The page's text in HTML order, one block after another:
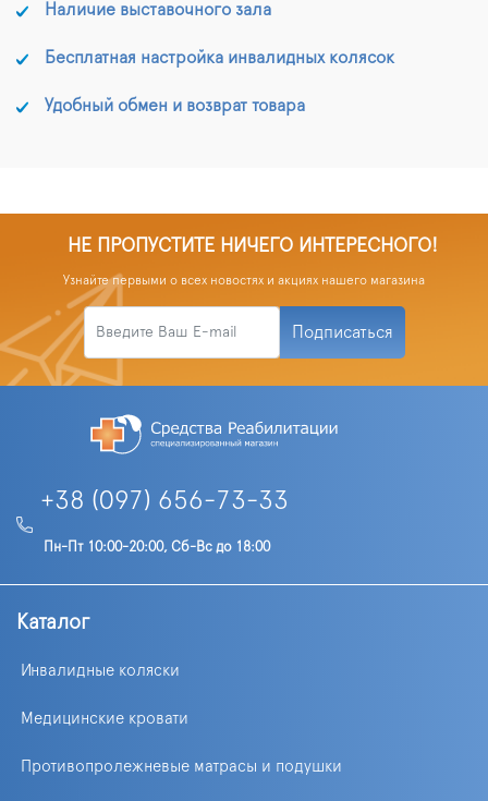
Наличие выставочного зала
Бесплатная настройка инвалидных колясок
Удобный обмен и возврат товара
НЕ ПРОПУСТИТЕ НИЧЕГО ИНТЕРЕСНОГО!
Узнайте первыми о всех новостях и акциях нашего магазина
Подписаться
+38 (097) 656-73-33
Пн-Пт 10:00-20:00, Сб-Вс до 18:00
Каталог
Инвалидные коляски
Медицинские кровати
Противопролежневые матрасы и подушки